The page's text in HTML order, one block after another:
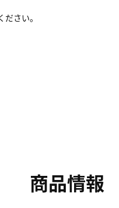
さい。
商品情報